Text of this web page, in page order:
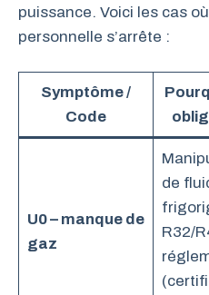
puissance. Voici les cas
personnelle s’arrête :
Symptôme /
Code
U0 – manque de
gaz
de
R32/